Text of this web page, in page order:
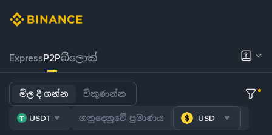
ExpressP2Pබ්ලොක්
මිල දී ගන්න විකුණන්න
USDT USD